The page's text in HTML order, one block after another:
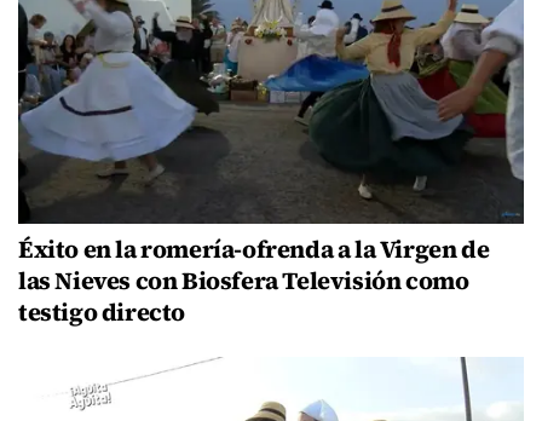
Éxito en la romería-ofrenda a la Virgen de
las Nieves con Biosfera Televisión como
testigo directo